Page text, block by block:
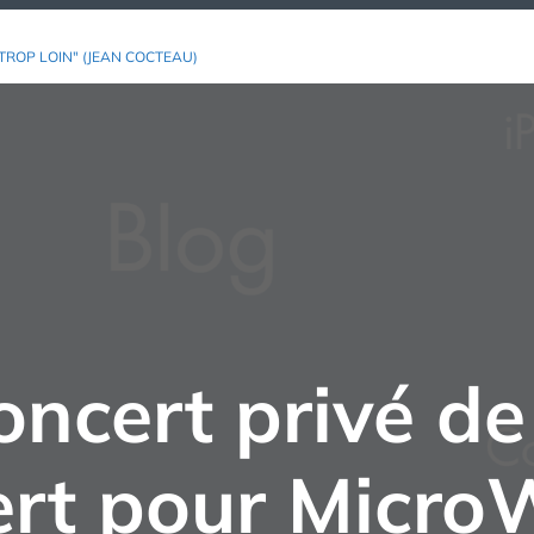
LOIN" (JEAN COCTEAU)
privé
pour